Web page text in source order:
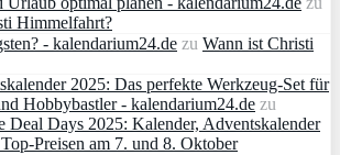
Himmelfahrt?
- kalendarium24.de zu Wann ist Christi
2025: Das perfekte Werkzeug-Set für
Hobbybastler - kalendarium24.de zu
Deal Days 2025: Kalender, Adventskalender
Preisen am 7. und 8. Oktober